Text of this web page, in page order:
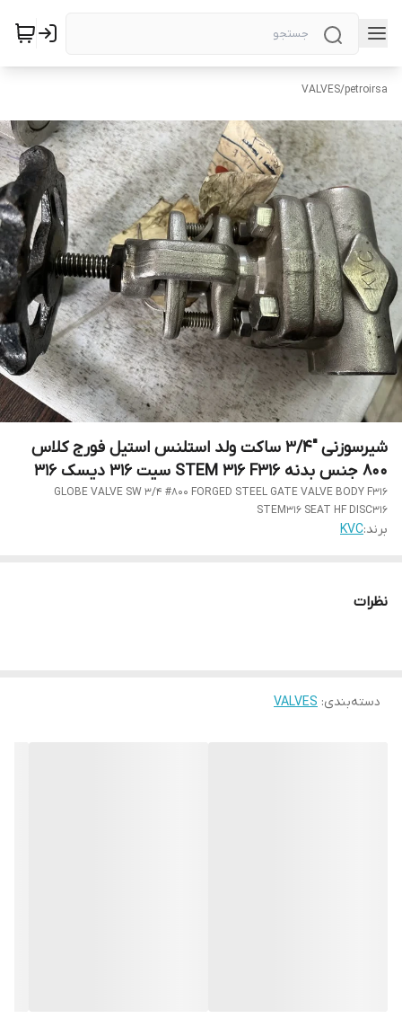
petroirsa
/
VALVES
شیرسوزنی "3/4 ساکت ولد استلنس استیل فورج کلاس
800 جنس بدنه STEM 316 F316 سیت 316 دیسک 316
GLOBE VALVE SW 3/4 #800 FORGED STEEL GATE VALVE BODY F316
STEM316 SEAT HF DISC316
برند:KVC
نظرات
دسته‌بندی:
VALVES